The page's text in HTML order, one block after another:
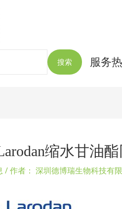
搜索 服务
缩水甘油
/ 作者： 深圳德博瑞生物科技有